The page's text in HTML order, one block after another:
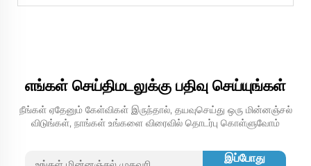
எங்கள் செய்திமடலுக்கு பதிவு செய்யுங்கள்
நீங்கள் ஏதேனும் கேள்விகள் இருந்தால், தயவுசெய்து ஒரு மின்னஞ்சல்
விடுங்கள், நாங்கள் உங்களை விரைவில் தொடர்பு கொள்ளுவோம்
இப்போது